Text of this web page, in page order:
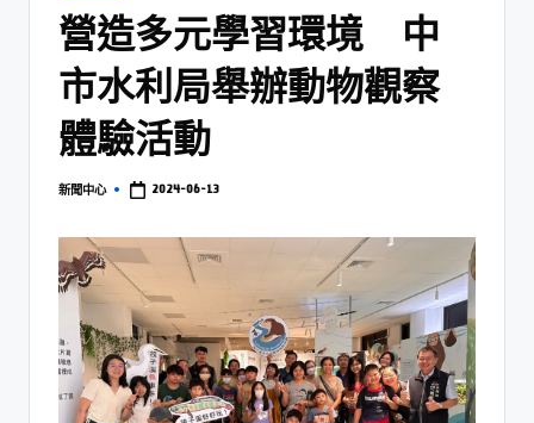
營造多元學習環境 中
市水利局舉辦動物觀察
體驗活動
新聞中心 2024-06-13